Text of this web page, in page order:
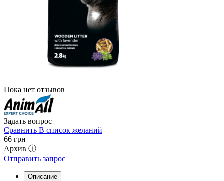
Пока нет отзывов
Задать вопрос
Сравнить В список желаний
66 грн
Архив ⓘ
Отправить запрос
Описание